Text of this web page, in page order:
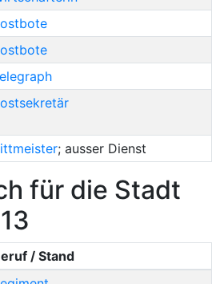
; ausser Dienst
für die Stadt
/ Stand